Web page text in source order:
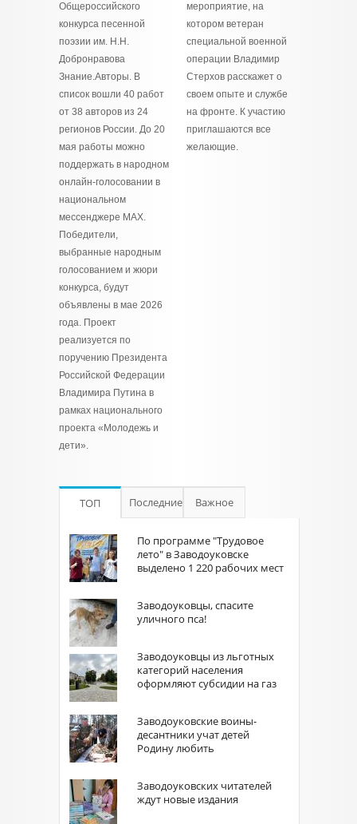
Общероссийского
конкурса песенной
поэзии им. Н.Н.
Добронравова
Знание.Авторы. В
список вошли 40 работ
от 38 авторов из 24
регионов России. До 20
мая работы можно
поддержать в народном
онлайн-голосовании в
национальном
мессенджере MAX.
Победители,
выбранные народным
голосованием и жюри
конкурса, будут
объявлены в мае 2026
года. Проект
реализуется по
поручению Президента
Российской Федерации
Владимира Путина в
рамках национального
проекта «Молодежь и
дети».
мероприятие, на
котором ветеран
специальной военной
операции Владимир
Стерхов расскажет о
своем опыте и службе
на фронте. К участию
приглашаются все
желающие.
ТОП Последние Важное
По программе "Трудовое
лето" в Заводоуковске
выделено 1 220 рабочих мест
Заводоуковцы, спасите
уличного пса!
Заводоуковцы из льготных
категорий населения
оформляют субсидии на газ
Заводоуковские воины-
десантники учат детей
Родину любить
Заводоуковских читателей
ждут новые издания